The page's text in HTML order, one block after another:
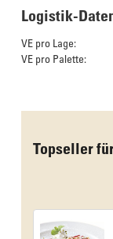
Logistik-
VE pro Lage:
VE pro Palette:
Topseller